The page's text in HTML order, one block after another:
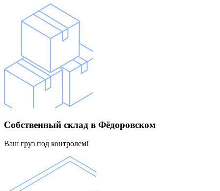
Собственный склад в Фёдоровском
Ваш груз под контролем!